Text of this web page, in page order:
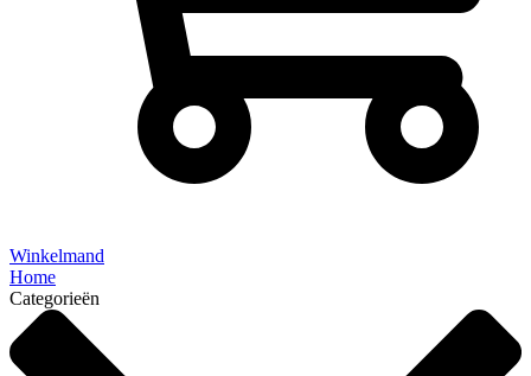
Winkelmand
Home
Categorieën